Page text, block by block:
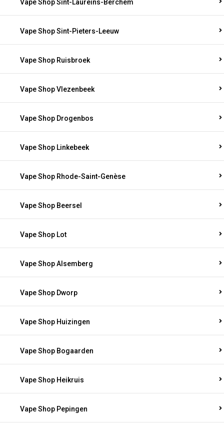
Vape Shop Sint-Laureins-Berchem
Vape Shop Sint-Pieters-Leeuw
Vape Shop Ruisbroek
Vape Shop Vlezenbeek
Vape Shop Drogenbos
Vape Shop Linkebeek
Vape Shop Rhode-Saint-Genèse
Vape Shop Beersel
Vape Shop Lot
Vape Shop Alsemberg
Vape Shop Dworp
Vape Shop Huizingen
Vape Shop Bogaarden
Vape Shop Heikruis
Vape Shop Pepingen